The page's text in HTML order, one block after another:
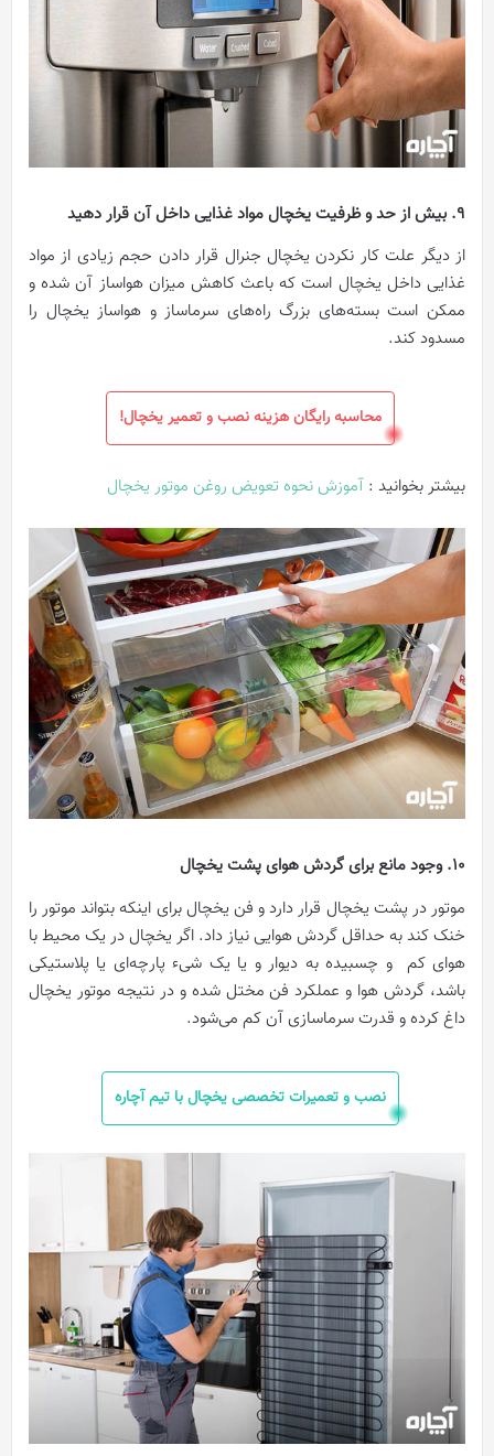
9. بیش از حد و ظرفیت یخچال مواد غذایی داخل آن قرار دهید
از دیگر علت‌ کار نکردن یخچال جنرال قرار دادن حجم زیادی از مواد
غذایی داخل یخچال است که باعث کاهش میزان هواساز آن شده و
ممکن است بسته‌های بزرگ راه‌های سرماساز و هواساز یخچال را
مسدود کند.
محاسبه رایگان هزینه نصب و تعمیر یخچال!
بیشتر بخوانید : آموزش نحوه تعویض روغن موتور یخچال
10. وجود مانع برای گردش هوای پشت یخچال
موتور در پشت یخچال قرار دارد و فن یخچال برای اینکه بتواند موتور را
خنک کند به حداقل گردش هوایی نیاز داد. اگر یخچال در یک محیط با
هوای کم و چسبیده به دیوار و یا یک شیء پارچه‌ای یا پلاستیکی
باشد، گردش هوا و عملکرد فن مختل شده و در نتیجه موتور یخچال
داغ کرده و قدرت سرماسازی آن کم می‌شود.
نصب و تعمیرات تخصصی یخچال با تیم آچاره